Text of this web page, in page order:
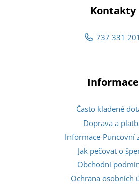
Kontakty
737 331 201
Informace
Často kladené
Doprava a
Informace-Puncovní
Jak pečovat o
Obchodní
Ochrana osobních